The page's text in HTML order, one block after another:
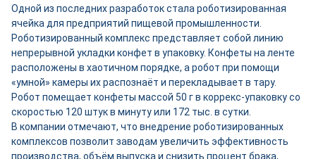
Одной из последних разработок стала роботизированная
ячейка для предприятий пищевой промышленности.
Роботизированный комплекс представляет собой линию
непрерывной укладки конфет в упаковку. Конфеты на ленте
расположены в хаотичном порядке, а робот при помощи
«умной» камеры их распознаёт и перекладывает в тару.
Робот помещает конфеты массой 50 г в коррекс-упаковку со
скоростью 120 штук в минуту или 172 тыс. в сутки.
В компании отмечают, что внедрение роботизированных
комплексов позволит заводам увеличить эффективность
производства, объём выпуска и снизить процент брака,